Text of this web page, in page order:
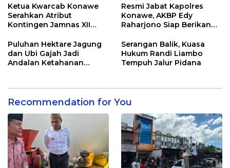
Ketua Kwarcab Konawe
Serahkan Atribut
Kontingen Jamnas XII
Resmi Jabat Kapolres
Konawe, AKBP Edy
Raharjono Siap Berikan
Puluhan Hektare Jagung
dan Ubi Gajah Jadi
Andalan Ketahanan
Serangan Balik, Kuasa
Hukum Randi Liambo
Tempuh Jalur Pidana
Recommendation for You